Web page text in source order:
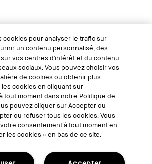
cookies pour analyser le trafic sur
un contenu personnalisé, des
vos centres d'intérêt et du contenu
sociaux. Vous pouvez choisir vos
de cookies ou obtenir plus
cookies en cliquant sur
tout moment dans notre Politique de
pouvez cliquer sur Accepter ou
ou refuser tous les cookies. Vous
consentement à tout moment en
les cookies » en bas de ce site.